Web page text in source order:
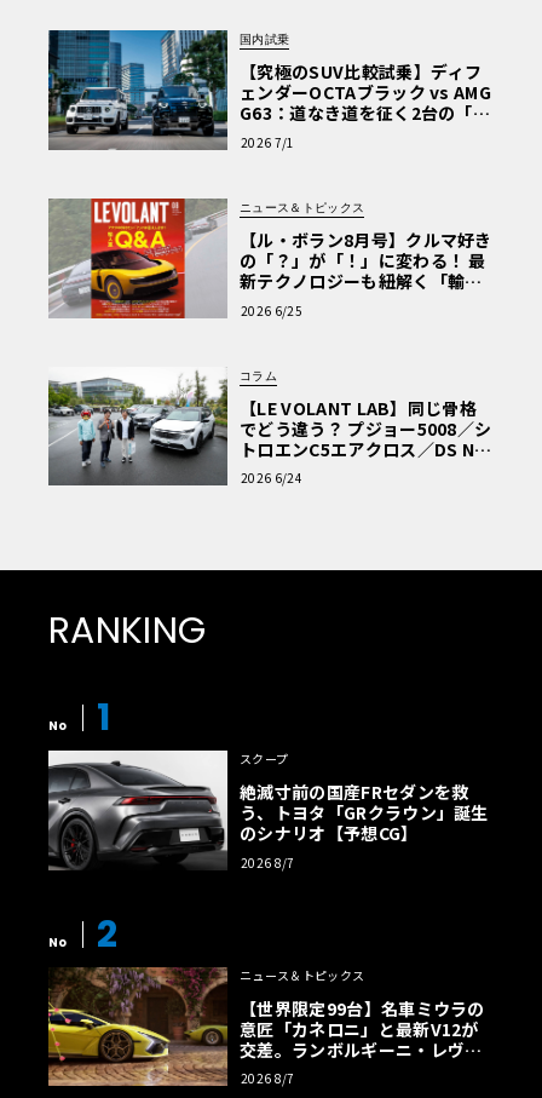
国内試乗
【究極のSUV比較試乗】ディフ
ェンダーOCTAブラック vs AMG
G63：道なき道を征く2台の「対
極的アプローチ」
2026 7/1
ニュース＆トピックス
【ル・ボラン8月号】クルマ好き
の「？」が「！」に変わる！ 最
新テクノロジーも紐解く「輸入
車Q&A」
2026 6/25
コラム
【LE VOLANT LAB】同じ骨格
でどう違う？ プジョー5008／シ
トロエンC5エアクロス／DS Nº4
読者一気乗りレポート
2026 6/24
RANKING
No 1
スクープ
絶滅寸前の国産FRセダンを救
う、トヨタ「GRクラウン」誕生
のシナリオ【予想CG】
2026 8/7
No 2
ニュース＆トピックス
【世界限定99台】名車ミウラの
意匠「カネロニ」と最新V12が
交差。ランボルギーニ・レヴエ
ルトに60周年記念車が登場
2026 8/7